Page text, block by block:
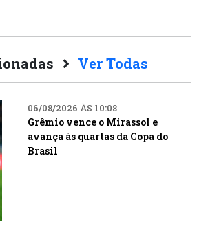
Ver Todas
06/08/2026 ÀS 10:08
Grêmio vence o Mirassol e
avança às quartas da Copa do
Brasil